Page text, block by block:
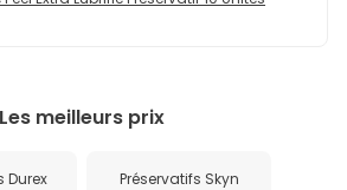
Les meilleurs prix
Durex Préservatifs Skyn